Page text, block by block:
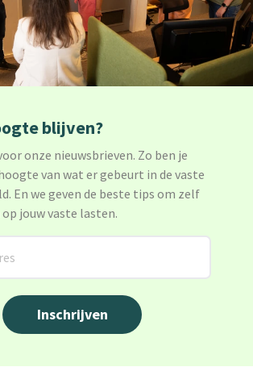
blijven?
onze nieuwsbrieven. Zo ben je
van wat er gebeurt in de vaste
En we geven de beste tips om zelf
jouw vaste lasten.